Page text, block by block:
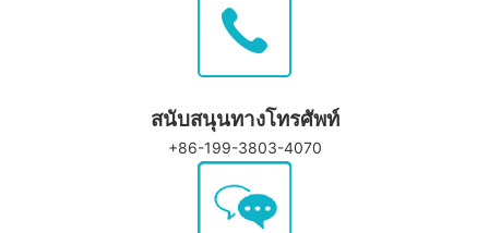
สนับสนุนทางโทรศัพท์
+86-199-3803-4070